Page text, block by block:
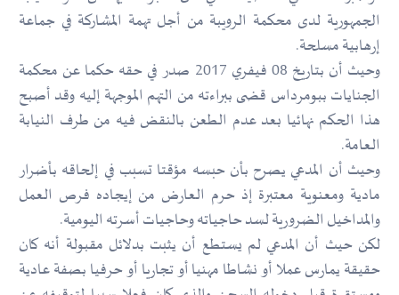
الجمهورية لدى محكمة الرويبة من أجل تهمة المشاركة في جماعة
إرهابية مسلحة.
وحيث أن بتاريخ 08 فيفري 2017 صدر في حقه حكما عن محكمة
الجنايات ببومرداس قضى ببراءته من التهم الموجهة إليه وقد أصبح
هذا الحكم نهائيا بعد عدم الطعن بالنقض فيه من طرف النيابة
العامة.
وحيث أن المدعي يصرح بأن حبسه مؤقتا تسبب في إلحاقه بأضرار
مادية ومعنوية معتبرة إذ حرم العارض من إيجاده فرص العمل
والمداخيل الضرورية لسد حاجياته وحاجيات أسرته اليومية.
لكن حيث أن المدعي لم يستطع أن يثبت بدلائل مقبولة أنه كان
حقيقة يمارس عملا أو نشاطا مهنيا أو تجاريا أو حرفيا بصفة عادية